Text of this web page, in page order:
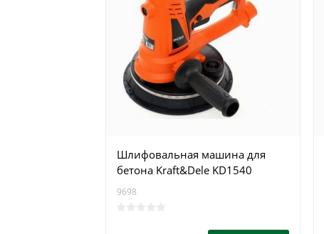
Шлифовальная машина для
бетона Kraft&Dele KD1540
9698